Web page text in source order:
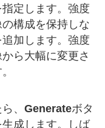
定します。強度
構成を保持しな
加します。強度
ら大幅に変更さ
、 Generateボタ
成します。しば